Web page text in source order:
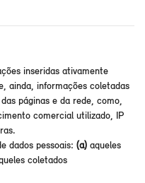
inseridas ativamente
ainda, informações coletadas
páginas e da rede, como,
comercial utilizado, IP
dados pessoais: (a) aqueles
coletados